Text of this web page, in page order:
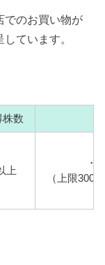
でのお買い物が
ています。
株数
上
・
（上限300